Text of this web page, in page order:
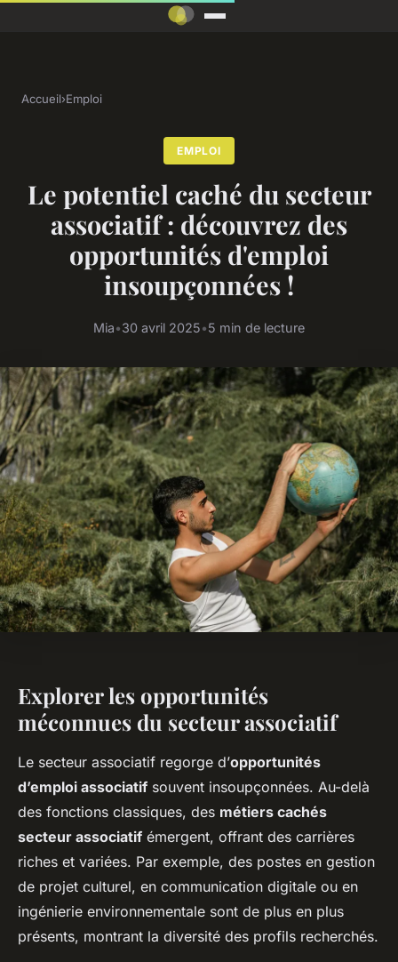
Accueil›Emploi
EMPLOI
Le potentiel caché du secteur
associatif : découvrez des
opportunités d'emploi
insoupçonnées !
Mia•30 avril 2025•5 min de lecture
Explorer les opportunités
méconnues du secteur associatif
Le secteur associatif regorge d’opportunités
d’emploi associatif souvent insoupçonnées. Au-delà
des fonctions classiques, des métiers cachés
secteur associatif émergent, offrant des carrières
riches et variées. Par exemple, des postes en gestion
de projet culturel, en communication digitale ou en
ingénierie environnementale sont de plus en plus
présents, montrant la diversité des profils recherchés.